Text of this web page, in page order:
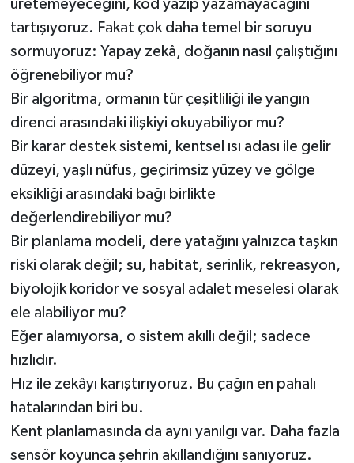
üretemeyeceğini, kod yazıp yazamayacağını
tartışıyoruz. Fakat çok daha temel bir soruyu
sormuyoruz: Yapay zekâ, doğanın nasıl çalıştığını
öğrenebiliyor mu?
Bir algoritma, ormanın tür çeşitliliği ile yangın
direnci arasındaki ilişkiyi okuyabiliyor mu?
Bir karar destek sistemi, kentsel ısı adası ile gelir
düzeyi, yaşlı nüfus, geçirimsiz yüzey ve gölge
eksikliği arasındaki bağı birlikte
değerlendirebiliyor mu?
Bir planlama modeli, dere yatağını yalnızca taşkın
riski olarak değil; su, habitat, serinlik, rekreasyon,
biyolojik koridor ve sosyal adalet meselesi olarak
ele alabiliyor mu?
Eğer alamıyorsa, o sistem akıllı değil; sadece
hızlıdır.
Hız ile zekâyı karıştırıyoruz. Bu çağın en pahalı
hatalarından biri bu.
Kent planlamasında da aynı yanılgı var. Daha fazla
sensör koyunca şehrin akıllandığını sanıyoruz.